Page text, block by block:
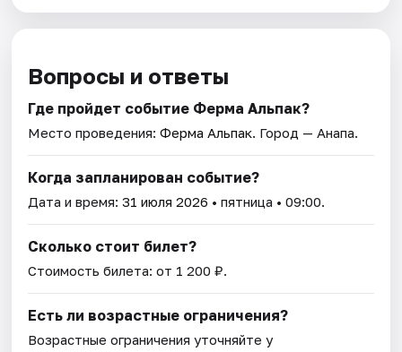
Вопросы и ответы
Где пройдет событие Ферма Альпак?
Место проведения:Ферма Альпак. Город — Анапа.
Когда запланирован событие?
Дата и время:31 июля 2026 • пятница • 09:00.
Сколько стоит билет?
Стоимость билета: от 1 200 ₽.
Есть ли возрастные ограничения?
Возрастные ограничения уточняйте у